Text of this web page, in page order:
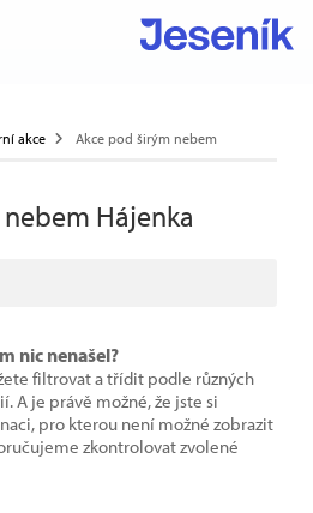
akce Akce pod širým nebem
Hájenka
nic nenašel?
filtrovat a třídit podle různých
A je právě možné, že jste si
pro kterou není možné zobrazit
zkontrolovat zvolené